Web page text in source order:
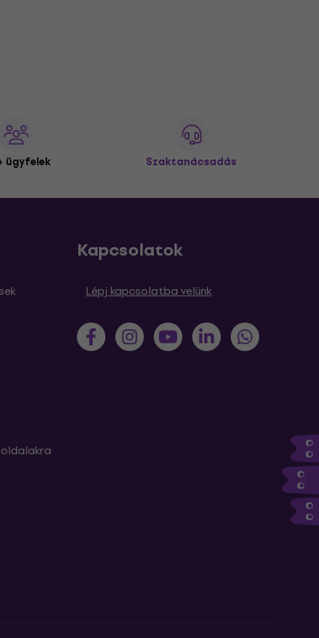
ügyfelek Szaktanácsadás
Kapcsolatok
Lépj kapcsolatba velünk